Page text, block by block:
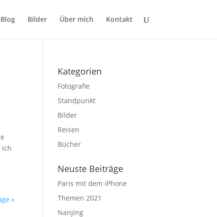
Blog Bilder Über mich Kontakt
ich
»
Kategorien
Fotografie
Standpunkt
Bilder
Reisen
Bücher
Neuste Beiträge
Paris mit dem iPhone
Themen 2021
Nanjing